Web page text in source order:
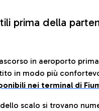
prima della
in aeroporto
in modo più
nei terminal di
scalo si trovano